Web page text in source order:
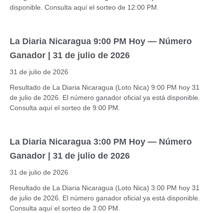
disponible. Consulta aquí el sorteo de 12:00 PM.
La Diaria Nicaragua 9:00 PM Hoy — Número
Ganador | 31 de julio de 2026
31 de julio de 2026
Resultado de La Diaria Nicaragua (Loto Nica) 9:00 PM hoy 31
de julio de 2026. El número ganador oficial ya está disponible.
Consulta aquí el sorteo de 9:00 PM.
La Diaria Nicaragua 3:00 PM Hoy — Número
Ganador | 31 de julio de 2026
31 de julio de 2026
Resultado de La Diaria Nicaragua (Loto Nica) 3:00 PM hoy 31
de julio de 2026. El número ganador oficial ya está disponible.
Consulta aquí el sorteo de 3:00 PM.